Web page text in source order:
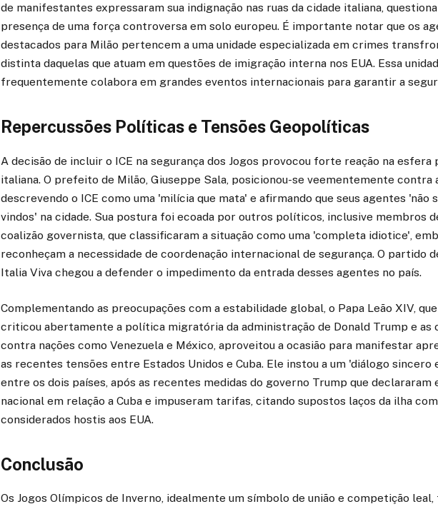
de manifestantes expressaram sua indignação nas ruas da cidade italiana,
presença de uma força controversa em solo europeu. É importante notar que os
destacados para Milão pertencem a uma unidade especializada em crimes
distinta daquelas que atuam em questões de imigração interna nos EUA. Essa
frequentemente colabora em grandes eventos internacionais para garantir a
Repercussões Políticas e Tensões Geopolíticas
A decisão de incluir o ICE na segurança dos Jogos provocou forte reação na esfera
italiana. O prefeito de Milão, Giuseppe Sala, posicionou-se veementemente contra
descrevendo o ICE como uma 'milícia que mata' e afirmando que seus agentes 'não
vindos' na cidade. Sua postura foi ecoada por outros políticos, inclusive membros
coalizão governista, que classificaram a situação como uma 'completa idiotice',
reconheçam a necessidade de coordenação internacional de segurança. O partido
Italia Viva chegou a defender o impedimento da entrada desses agentes no país.
Complementando as preocupações com a estabilidade global, o Papa Leão XIV,
criticou abertamente a política migratória da administração de Donald Trump e as
contra nações como Venezuela e México, aproveitou a ocasião para manifestar
as recentes tensões entre Estados Unidos e Cuba. Ele instou a um 'diálogo sincero
entre os dois países, após as recentes medidas do governo Trump que declararam
nacional em relação a Cuba e impuseram tarifas, citando supostos laços da ilha
considerados hostis aos EUA.
Conclusão
Os Jogos Olímpicos de Inverno, idealmente um símbolo de união e competição